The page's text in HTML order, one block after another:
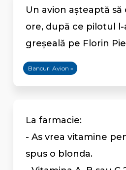
Un avion aşteaptă să
ore, după ce pilotul
greşeală pe Florin
Bancuri Avion »
La farmacie:
- As vrea vitamine
spus o blonda.